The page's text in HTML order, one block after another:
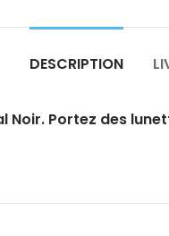
DESCRIPTION
Noir. Portez des